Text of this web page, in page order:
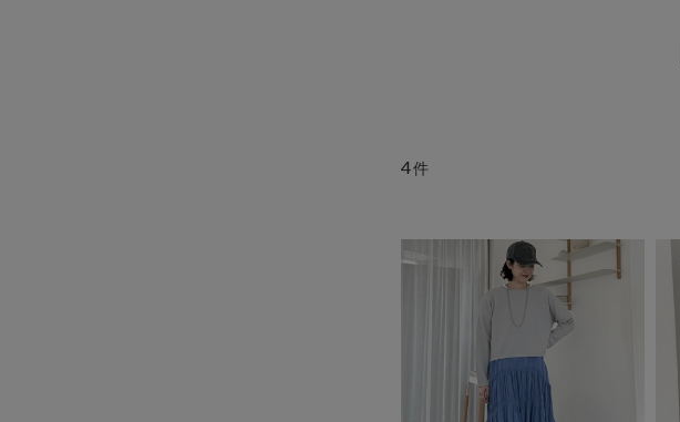
4件